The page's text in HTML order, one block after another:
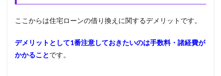
ここからは住宅ローンの借り換えに関するデメリットです。
デメリットとして1番注意しておきたいのは手数料・諸経費が
かかることです。